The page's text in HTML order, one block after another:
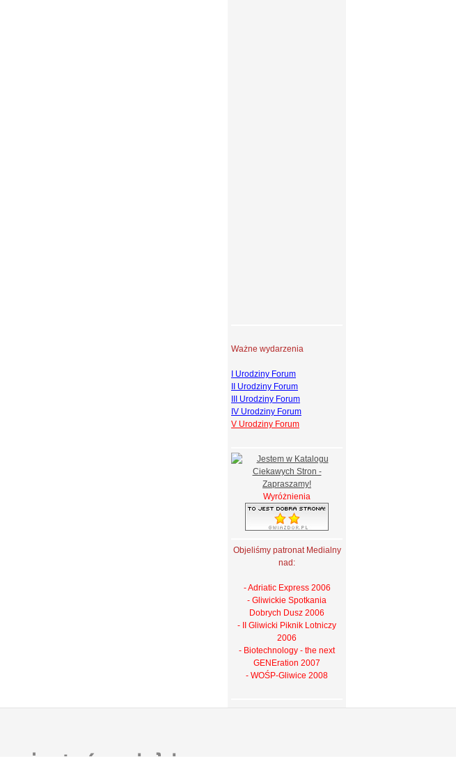
Ważne wydarzenia
I Urodziny Forum
II Urodziny Forum
III Urodziny Forum
IV Urodziny Forum
V Urodziny Forum
Wyróżnienia
Objeliśmy patronat Medialny
nad:
- Adriatic Express 2006
- Gliwickie Spotkania
Dobrych Dusz 2006
- II Gliwicki Piknik Lotniczy
2006
- Biotechnology - the next
GENEration 2007
- WOŚP-Gliwice 2008